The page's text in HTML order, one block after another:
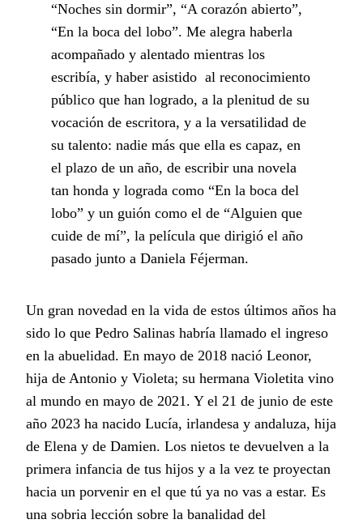
“Noches sin dormir”, “A corazón abierto”,
“En la boca del lobo”. Me alegra haberla
acompañado y alentado mientras los
escribía, y haber asistido al reconocimiento
público que han logrado, a la plenitud de su
vocación de escritora, y a la versatilidad de
su talento: nadie más que ella es capaz, en
el plazo de un año, de escribir una novela
tan honda y lograda como “En la boca del
lobo” y un guión como el de “Alguien que
cuide de mí”, la película que dirigió el año
pasado junto a Daniela Féjerman.
Un gran novedad en la vida de estos últimos años ha
sido lo que Pedro Salinas habría llamado el ingreso
en la abuelidad. En mayo de 2018 nació Leonor,
hija de Antonio y Violeta; su hermana Violetita vino
al mundo en mayo de 2021. Y el 21 de junio de este
año 2023 ha nacido Lucía, irlandesa y andaluza, hija
de Elena y de Damien. Los nietos te devuelven a la
primera infancia de tus hijos y a la vez te proyectan
hacia un porvenir en el que tú ya no vas a estar. Es
una sobria lección sobre la banalidad del